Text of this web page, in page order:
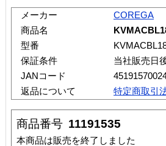
メーカー
COREGA
商品名
型番
保証条件
当社販売日
JANコード
返品について
特定商取引
商品番号 11191535
本商品は販売を終了しました